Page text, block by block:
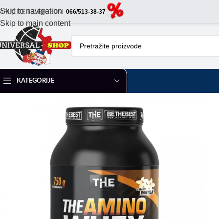
Skip to navigation
Skip to main content
TELEFONOM 066/513-38-37
KATEGORIJE